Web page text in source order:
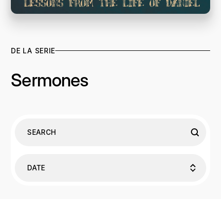
DE LA SERIE
Sermones
DATE